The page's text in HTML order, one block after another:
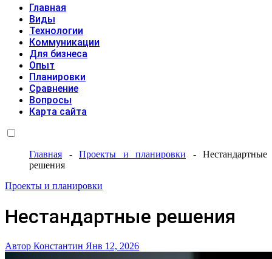
Главная
Виды
Технологии
Коммуникации
Для бизнеса
Опыт
Планировки
Сравнение
Вопросы
Карта сайта
Главная - Проекты и планировки - Нестандартные
решения
Проекты и планировки
Нестандартные решения
Автор Константин Янв 12, 2026